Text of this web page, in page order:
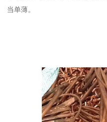
当单薄。